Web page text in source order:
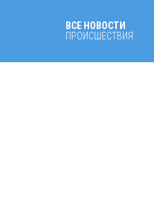
ВСЕ НОВОСТИ
ПРОИСШЕСТВИЯ